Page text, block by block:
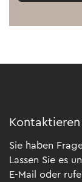
Sie haben
Lassen Sie es
E-Mail oder